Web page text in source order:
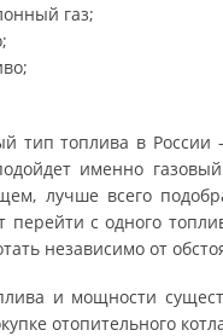
газ;
тип топлива в России
именно
лучше всего
перейти с одного
независимо от
и мощности
отопительного